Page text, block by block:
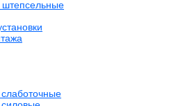
штепсельные